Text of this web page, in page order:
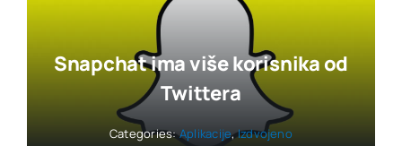
Snapchat ima više korisnika od
Twittera
Categories:Aplikacije,Izdvojeno